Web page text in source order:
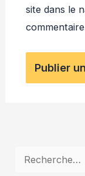
site dans le